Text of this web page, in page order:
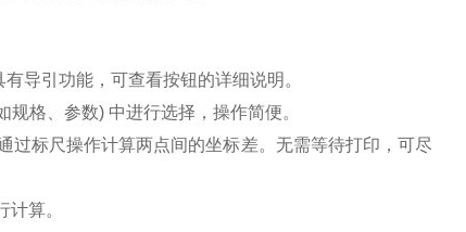
导引功能，可查看按钮的详细说明。
格、参数) 中进行选择，操作简便。
过标尺操作计算两点间的坐标差。无需等待打印，可尽
算。